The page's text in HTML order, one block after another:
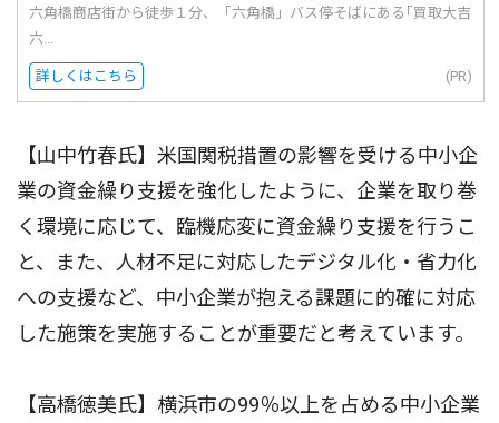
六角橋商店街から徒歩１分、「六角橋」バス停そばにある｢買取大吉
六...
詳しくはこちら (PR)
【山中竹春氏】米国関税措置の影響を受ける中小企
業の資金繰り支援を強化したように、企業を取り巻
く環境に応じて、臨機応変に資金繰り支援を行うこ
と、また、人材不足に対応したデジタル化・省力化
への支援など、中小企業が抱える課題に的確に対応
した施策を実施することが重要だと考えています。
【高橋徳美氏】横浜市の99％以上を占める中小企業